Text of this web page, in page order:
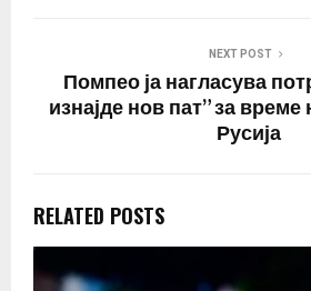
NEXT POST
Помпео ја нагласува
изнајде нов пат” за време
Русија
RELATED POSTS